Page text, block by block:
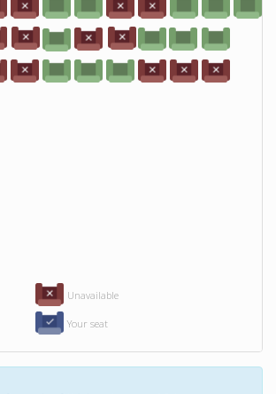
Unavailable
Your seat